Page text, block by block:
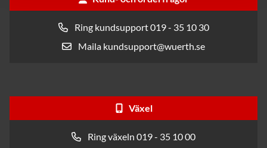
Ring kundsupport 019 - 35 10 30
Maila kundsupport@wuerth.se
Växel
Ring växeln 019 - 35 10 00